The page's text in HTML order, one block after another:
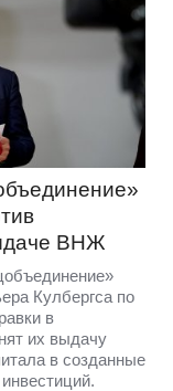
ВНЖ
Кулбергса по
в
их выдачу
в созданные